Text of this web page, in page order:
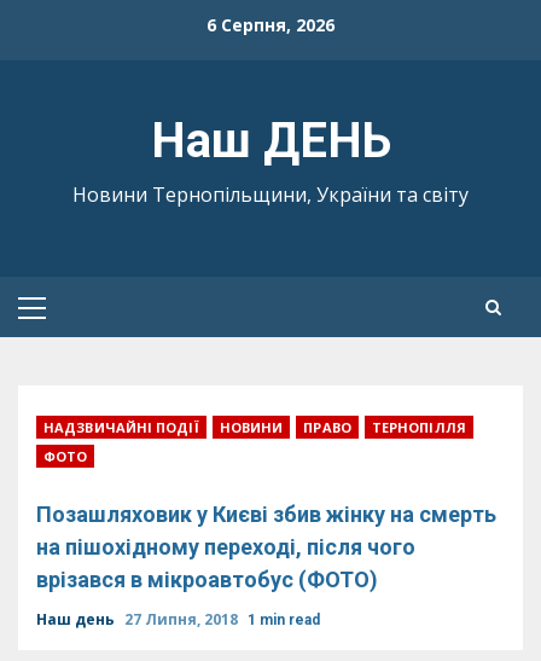
6 Серпня, 2026
Наш ДЕНЬ
Новини Тернопільщини, України та світу
Primary
НАДЗВИЧАЙНІ ПОДІЇ НОВИНИ ПРАВО
ТЕРНОПІЛЛЯ
ФОТО
Позашляховик у Києві збив жінку на смерть
на пішохідному переході, після чого
врізався в мікроавтобус (ФОТО)
Наш день 27 Липня, 2018 1 min read